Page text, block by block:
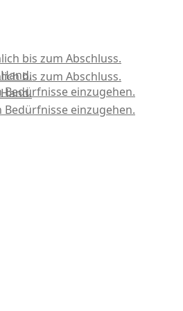
bis zum Abschluss.
einzugehen.
bis zum Abschluss.
einzugehen.